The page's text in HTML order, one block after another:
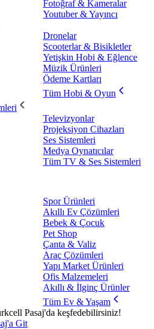
Fotoğraf & Kameralar
Youtuber & Yayıncı
Dronelar
Scooterlar & Bisikletler
Yetişkin Hobi & Eğlence
Müzik Ürünleri
Ödeme Kartları
Tüm Hobi & Oyun
Televizyonlar
Projeksiyon Cihazları
Ses Sistemleri
Medya Oynatıcılar
Tüm TV & Ses Sistemleri
Spor Ürünleri
Akıllı Ev Çözümleri
Bebek & Çocuk
Pet Shop
Çanta & Valiz
Araç Çözümleri
Yapı Market Ürünleri
Ofis Malzemeleri
Akıllı & İlginç Ürünler
Tüm Ev & Yaşam
Pasaj'da keşfedebilirsiniz!
Git